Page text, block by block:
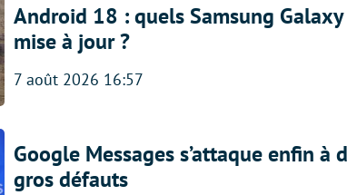
Android 18 : quels Samsung
mise à jour ?
7 août 2026 16:57
Google Messages s’attaque enfin à
gros défauts